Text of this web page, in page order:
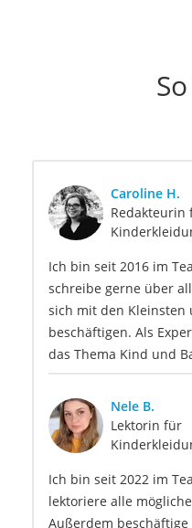
Caroline H.
Redakteurin
Ich bin seit 2016 im
schreibe gerne über
sich mit den Kleinsten
beschäftigen. Als
das Thema Kind und
teilhaben. Mit einem
Interesse an elterlicher
Erziehung biete ich so
sowie Betreuer. Meine
behandeln Themen
Nele B.
Lektorin für
Ich bin seit 2022 im
lektoriere alle
Außerdem